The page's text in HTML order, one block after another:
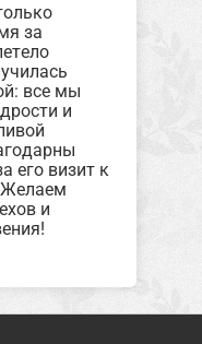
за
все мы
и
его визит к
Желаем
и